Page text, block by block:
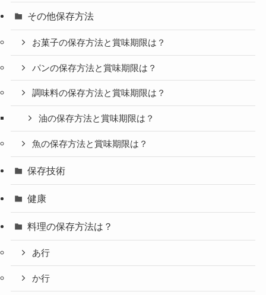
その他保存方法
お菓子の保存方法と賞味期限は？
パンの保存方法と賞味期限は？
調味料の保存方法と賞味期限は？
油の保存方法と賞味期限は？
魚の保存方法と賞味期限は？
保存技術
健康
料理の保存方法は？
あ行
か行